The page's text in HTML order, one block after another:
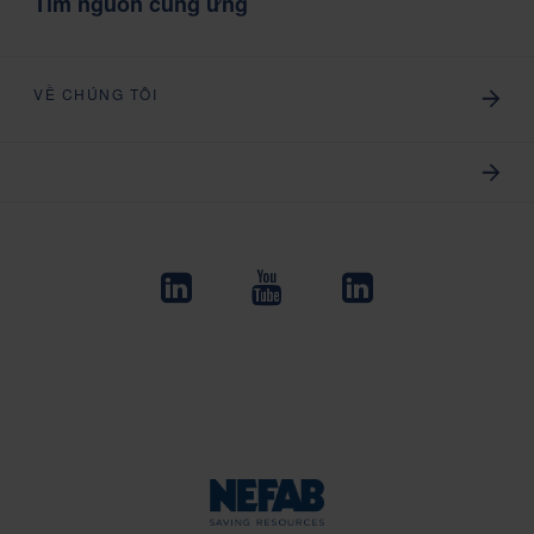
VỀ CHÚNG TÔI